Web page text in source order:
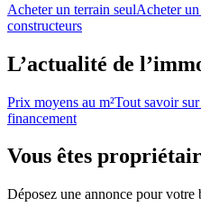
Acheter un terrain seulAcheter
constructeurs
L’actualité de
Prix moyens au m²Tout savoir
financement
Vous êtes
Déposez une annonce pour votre